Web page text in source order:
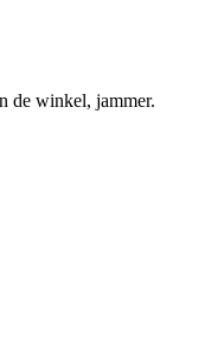
de winkel, jammer.